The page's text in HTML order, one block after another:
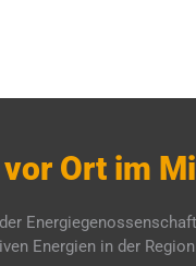
Ort im
Energien in der